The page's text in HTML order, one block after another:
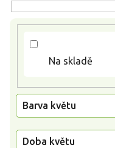
Na skladě
Barva květu
Doba květu
u